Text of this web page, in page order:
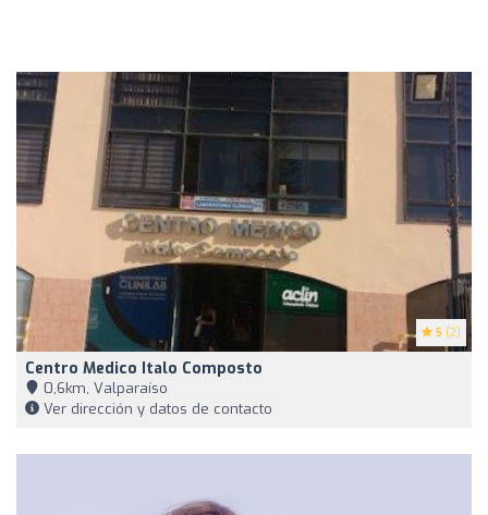
5 (2)
Centro Medico Italo Composto
0,6km, Valparaíso
Ver dirección y datos de contacto